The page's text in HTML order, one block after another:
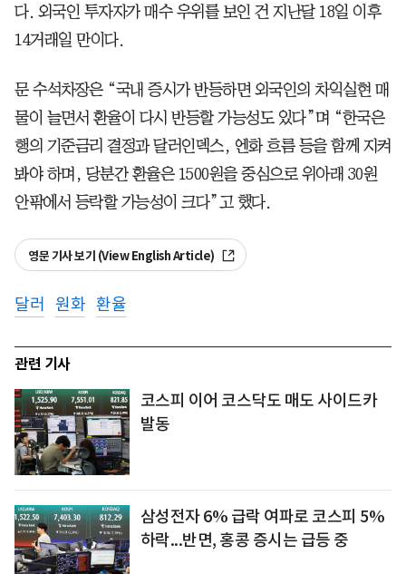
다. 외국인 투자자가 매수 우위를 보인 건 지난달 18일 이후
14거래일 만이다.
문 수석차장은 “국내 증시가 반등하면 외국인의 차익실현 매
물이 늘면서 환율이 다시 반등할 가능성도 있다”며 “한국은
행의 기준금리 결정과 달러인덱스, 엔화 흐름 등을 함께 지켜
봐야 하며, 당분간 환율은 1500원을 중심으로 위아래 30원
안팎에서 등락할 가능성이 크다”고 했다.
영문 기사 보기 (View English Article)
달러 원화 환율
관련 기사
코스피 이어 코스닥도 매도 사이드카
발동
삼성전자 6% 급락 여파로 코스피 5%
하락...반면, 홍콩 증시는 급등 중